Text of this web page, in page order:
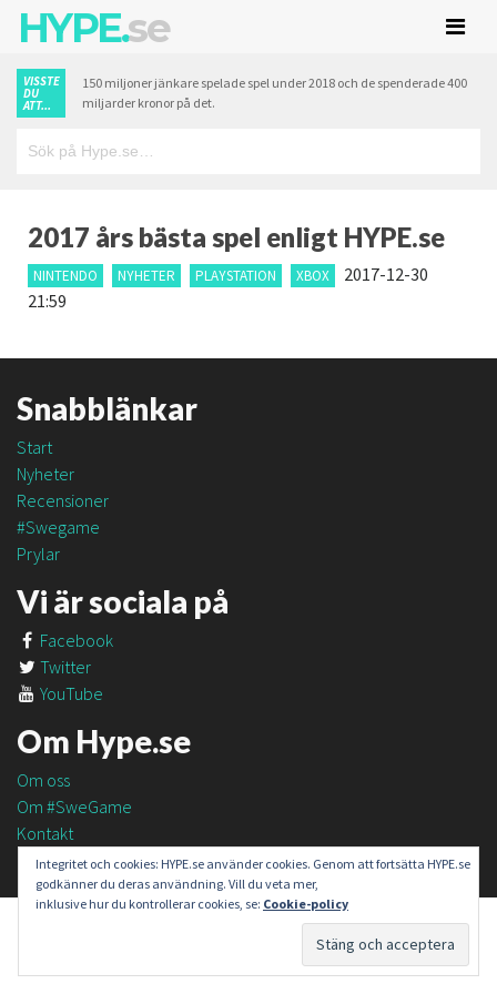
HYPE.se
VISSTE
DU
ATT...
150 miljoner jänkare spelade spel under 2018 och de spenderade 400
miljarder kronor på det.
2017 års bästa spel enligt HYPE.se
NINTENDO NYHETER PLAYSTATION XBOX
2017-12-30
21:59
Snabblänkar
Start
Nyheter
Recensioner
#Swegame
Prylar
Vi är sociala på
Facebook
Twitter
YouTube
Om Hype.se
Om oss
Om #SweGame
Kontakt
Integritet och cookies: HYPE.se använder cookies. Genom att fortsätta HYPE.se
godkänner du deras användning. Vill du veta mer,
inklusive hur du kontrollerar cookies, se: Cookie-policy